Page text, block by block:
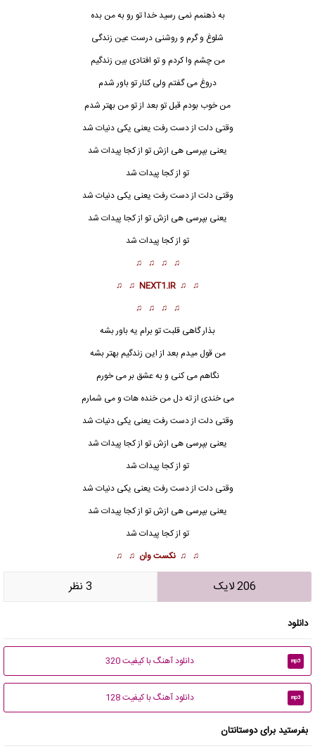
به ذهنمم نمی رسید خدا تو رو به من بده
شلوغ و گرم و روشنی درست عین زندگی
من چشم وا کردم و تو افتادی بین زندگیم
دروغ می گفتم ولی کنار تو باور شدم
من خوب بودم قبل تو بعد از تو من بهتر شدم
وقتی دلت از دست رفت یعنی یکی دنیات شد
یعنی بپرسی هی ازش تو از کجا پیدات شد
تو از کجا پیدات شد
وقتی دلت از دست رفت یعنی یکی دنیات شد
یعنی بپرسی هی ازش تو از کجا پیدات شد
تو از کجا پیدات شد
♫ ♫ ♫ ♫
♫ ♫
NEXT1.IR
♫ ♫
♫ ♫ ♫ ♫
بذار گاهی قلبت تو برام یه باور بشه
من قول میدم بعد از این زندگیم بهتر بشه
نگاهم می کنی و به عشق بر می خورم
می خندی از ته دل من خنده هات و می شمارم
وقتی دلت از دست رفت یعنی یکی دنیات شد
یعنی بپرسی هی ازش تو از کجا پیدات شد
تو از کجا پیدات شد
وقتی دلت از دست رفت یعنی یکی دنیات شد
یعنی بپرسی هی ازش تو از کجا پیدات شد
تو از کجا پیدات شد
♫ ♫ نکست وان ♫ ♫
206 لایک 3 نظر
دانلود
mp3 دانلود آهنگ با کیفیت 320
mp3 دانلود آهنگ با کیفیت 128
بفرستید برای دوستانتان